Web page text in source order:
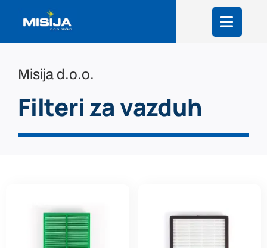
Misija d.o.o.
Filteri za vazduh